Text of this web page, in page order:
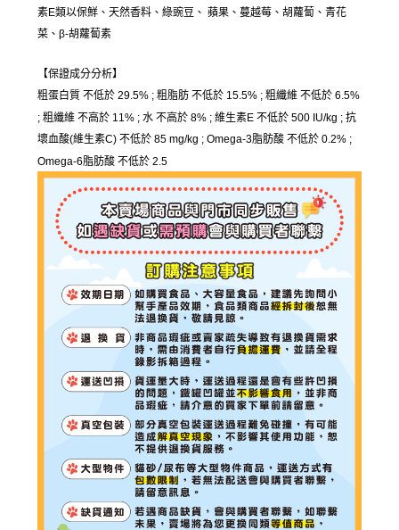
素E類以保鮮、天然香料、綠豌豆、 蘋果、蔓越莓、胡蘿蔔、青花
菜、β-胡蘿蔔素
【保證成分分析】
粗蛋白質 不低於 29.5% ; 粗脂肪 不低於 15.5% ; 粗纖維 不低於 6.5%
; 粗纖維 不高於 11% ; 水 不高於 8% ; 維生素E 不低於 500 IU/kg ; 抗
壞血酸(維生素C) 不低於 85 mg/kg ; Omega-3脂肪酸 不低於 0.2% ;
Omega-6脂肪酸 不低於 2.5